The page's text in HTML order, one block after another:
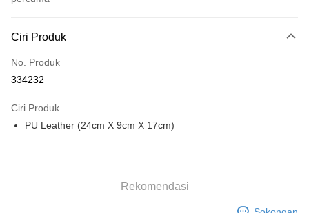
Kad Kredit
Perbankan atas talian
Deskripsi
Leong Bank, Bank Islam, AmBank, BSN Bank.
Touch 'n Go
Ciri Produk
No. Produk
334232
Ciri Produk
PU Leather (24cm X 9cm X 17cm)
Rekomendasi